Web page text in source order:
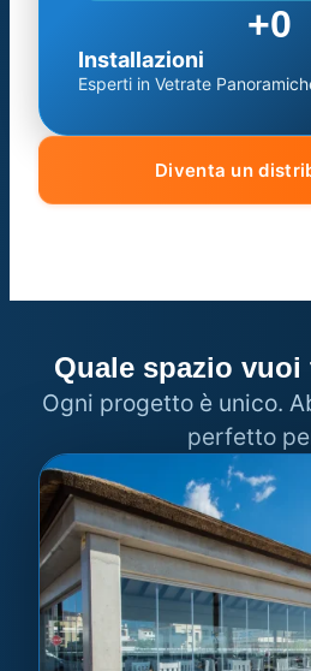
+0
Installazioni
Esperti in Vetrate
Diventa un
Quale spazio vuoi
Ogni progetto è unico.
perfetto